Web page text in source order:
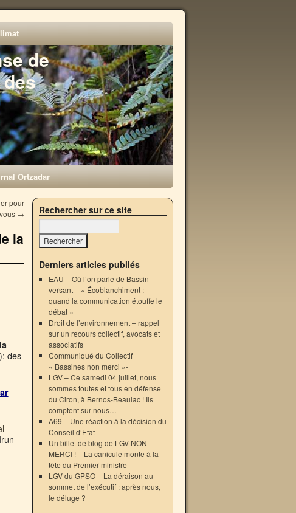
de
Ortzadar
pour
→
la
des
Rechercher sur ce site
Derniers articles publiés
EAU – Où l’on parle de Bassin
versant – « Écoblanchiment :
quand la communication étouffe le
débat »
Droit de l’environnement – rappel
sur un recours collectif, avocats et
associatifs
Communiqué du Collectif
« Bassines non merci »-
LGV – Ce samedi 04 juillet, nous
sommes toutes et tous en défense
du Ciron, à Bernos-Beaulac ! Ils
comptent sur nous…
A69 – Une réaction à la décision du
Conseil d’Etat
Un billet de blog de LGV NON
MERCI ! – La canicule monte à la
tête du Premier ministre
LGV du GPSO – La déraison au
sommet de l’exécutif : après nous,
le déluge ?